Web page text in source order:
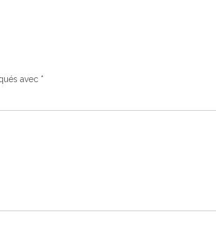
avec *